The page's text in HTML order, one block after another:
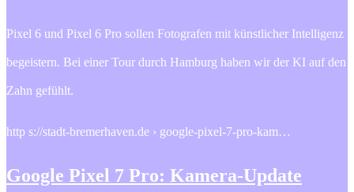
Pixel 6 und Pixel 6 Pro sollen Fotografen mit künstlicher Intelligenz
begeistern. Bei einer Tour durch Hamburg haben wir der KI auf den
Zahn gefühlt.
http s://stadt-bremerhaven.de › google-pixel-7-pro-kam…
Google Pixel 7 Pro: Kamera-Update